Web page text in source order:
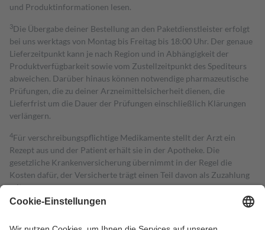
und Produktinformationen lesen.
3Die Übergabe deiner Bestellung an den Paketdienstleister erfolgt
bei uns werktags von Montag bis Freitag bis 18:00 Uhr. Der genaue
Lieferzeitpunkt kann je nach Region und in Abhängigkeit der
Produktverfügbarkeit sowie vom Zustellzeitpunkt des Spediteurs
abweichen. Darüber hinaus können notwendige pharmazeutische
Prüfungen, die zu deiner Arzneimittelsicherheit dienen, die
Lieferfrist um die Dauer der Prüfungen einschließlich Klärungen
verlängern.
4Für verschreibungspflichtige Medikamente stellt der Arzt ein
Rezept aus und der Patient erhält sie in der Apotheke. Die
gesetzliche Krankenversicherung übernimmt in der Regel die
Kosten dafür, der Versicherte trägt einen Teil davon als Zuzahlung
mit.
Grundsätzlich leisten Mitglieder Zuzahlungen in Höhe von zehn
höchstens zehn Euro.
Es sind jedoch nie mehr als die tatsächlichen